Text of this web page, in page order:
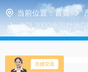
当前位置： 首页
GPL3000德国舒驰